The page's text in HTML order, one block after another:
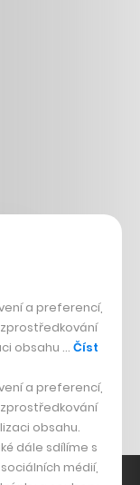
a preferencí,
obsahu … Číst
a preferencí,
obsahu.
dále sdílíme s
médií,